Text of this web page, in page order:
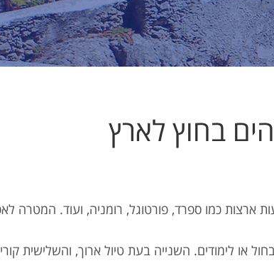
בחוץ לארץ
ארצות כמו ספרד, פורטוגל, רומניה, ועוד. המטרה
או לימודים. השנייה בעת טיול ארוך, והשלישית